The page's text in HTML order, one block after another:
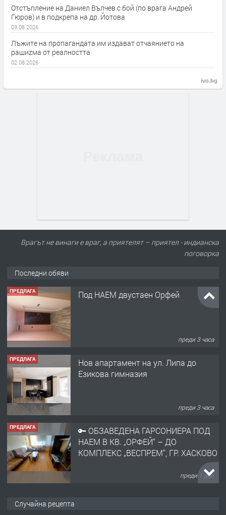
Отстъпление на Даниел Вълчев с бой (по врага Андрей
Гюров) и в подкрепа на др. Йотова
03.08.2026
Лъжите на пропагандата им издават отчаянието на
рашиzма от реалността
02.08.2026
ivo.bg
Врагът не винаги е враг, а приятелят – приятел - индианска
поговорка
Последни обяви
ПРЕДЛАГА Под НАЕМ двустаен Орфей
преди 3 часа
ПРЕДЛАГА
Нов апартамент на ул. Липа до
Езикова гимназия
преди 3 часа
ПРЕДЛАГА
🔑 ОБЗАВЕДЕНА ГАРСОНИЕРА ПОД
НАЕМ В КВ. „ОРФЕЙ“ – ДО
КОМПЛЕКС „ВЕСПРЕМ“, ГР. ХАСКОВО
преди 1 ден
Случайна рецепта